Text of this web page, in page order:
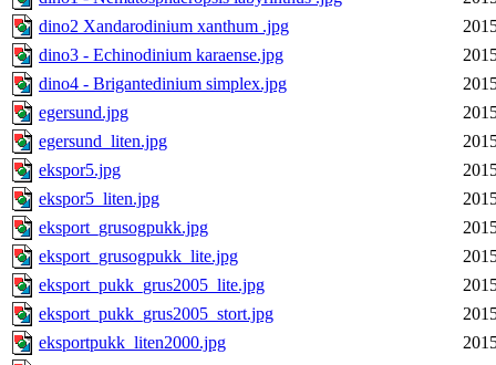
dino2 Xandarodinium xanthum .jpg
dino3 - Echinodinium karaense.jpg
dino4 - Brigantedinium simplex.jpg
egersund.jpg
egersund_liten.jpg
ekspor5.jpg
ekspor5_liten.jpg
eksport_grusogpukk.jpg
eksport_grusogpukk_lite.jpg
eksport_pukk_grus2005_lite.jpg
eksport_pukk_grus2005_stort.jpg
eksportpukk_liten2000.jpg